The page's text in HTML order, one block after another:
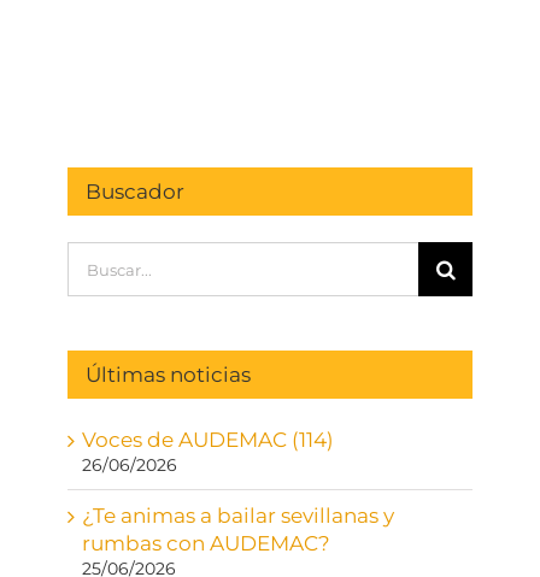
Buscador
Últimas noticias
Voces de AUDEMAC (114)
26/06/2026
¿Te animas a bailar sevillanas y
rumbas con AUDEMAC?
25/06/2026